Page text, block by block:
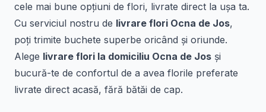
cele mai bune opțiuni de flori, livrate direct la ușa ta.
Cu serviciul nostru de livrare flori Ocna de Jos,
poți trimite buchete superbe oricând și oriunde.
Alege livrare flori la domiciliu Ocna de Jos și
bucură-te de confortul de a avea florile preferate
livrate direct acasă, fără bătăi de cap.